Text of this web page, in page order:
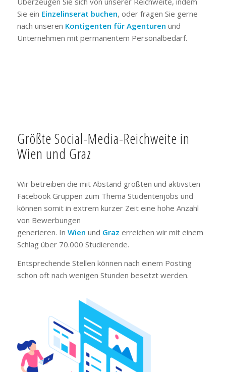
Sie ein Einzelinserat buchen, oder fragen Sie gerne
nach unseren Kontigenten für Agenturen und
Unternehmen mit permanentem Personalbedarf.
Größte Social-Media-Reichweite in
Wien und Graz
Wir betreiben die mit Abstand größten und aktivsten
Facebook Gruppen zum Thema Studentenjobs und
können somit in extrem kurzer Zeit eine hohe Anzahl
von Bewerbungen
generieren. In Wien und Graz erreichen wir mit einem
Schlag über 70.000 Studierende.
Entsprechende Stellen können nach einem Posting
schon oft nach wenigen Stunden besetzt werden.